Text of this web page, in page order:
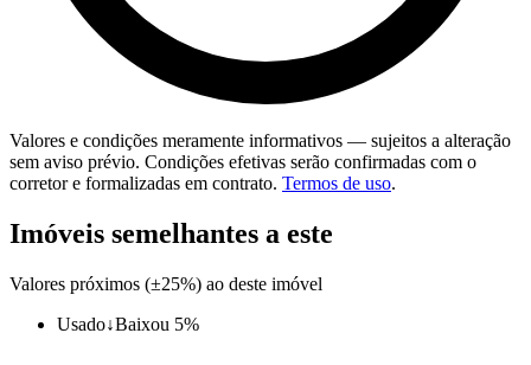
Valores e condições meramente informativos — sujeitos a alteração
sem aviso prévio. Condições efetivas serão confirmadas com o
corretor e formalizadas em contrato. Termos de uso.
Imóveis semelhantes a este
Valores próximos (±25%) ao deste imóvel
Usado↓Baixou 5%